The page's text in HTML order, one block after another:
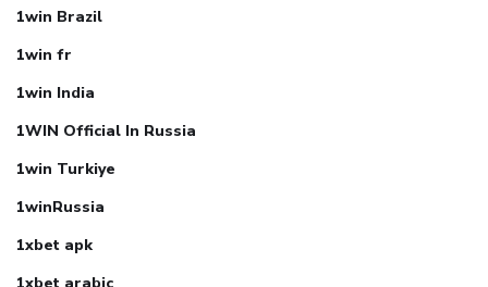
1win Brazil
1win fr
1win India
1WIN Official In Russia
1win Turkiye
1winRussia
1xbet apk